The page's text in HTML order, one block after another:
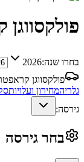
בחרו שנה:2026
פולקסווגן
גלריהמחירון ועלויות
גירסה:
בחר גירסה